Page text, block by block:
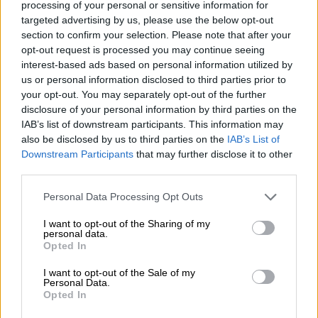
processing of your personal or sensitive information for
targeted advertising by us, please use the below opt-out
section to confirm your selection. Please note that after your
opt-out request is processed you may continue seeing
interest-based ads based on personal information utilized by
us or personal information disclosed to third parties prior to
your opt-out. You may separately opt-out of the further
disclosure of your personal information by third parties on the
IAB’s list of downstream participants. This information may
also be disclosed by us to third parties on the IAB’s List of
Downstream Participants that may further disclose it to other
Please note that this website/app uses one or more Google
not limited to your visit or usage behaviour. You may click to
grant or deny consent to Google and its third-party tags to
use your data for below specified purposes in below Google
consent section.
Personal Data Processing Opt Outs
I want to opt-out of the Sharing of my
personal data.
Opted In
I want to opt-out of the Sale of my
Personal Data.
Opted In
Για παράδειγμα, στη χθεσινήμέτρηση της
(GPO) που παρουσιάστηκε στο κεντρικό
δελτίο ειδήσεων του Star, το ΠΑΣΟΚ
βρίσκεται στο 11,8% , ποσοστό κοντά σ΄αυτό
των ευρωεκλογών. Την ίδια ώρα, με
ιδιαίτερο ενδιαφέρον διαβάζουν πράσινα
στελέχη και την απάντηση ότι 6 στους δέκα
θέλουν αλλαγή ηγεσίας.
Σε κάθε περίπτωση, ο Νίκος Ανδρουλάκης,
χθες, έδωσε το στίγμα του.
Ελαφρύνσεις για
πρωτοβουλίες για τους νέους
και την
ακρίβειαείναι μερικά από τα στοιχεία του